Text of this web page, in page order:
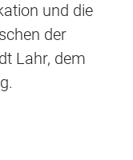
und die
der
Lahr, dem